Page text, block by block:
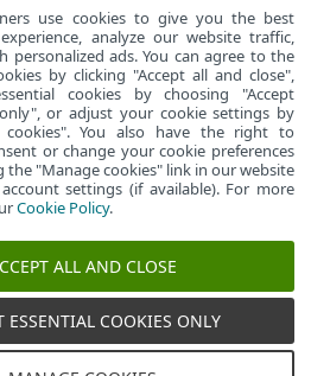
megtekintése
use cookies to give you the best
analyze our website traffic,
personalized ads. You can agree to the
by clicking "Accept all and close",
cookies by choosing "Accept
or adjust your cookie settings by
cookies". You also have the right to
or change your cookie preferences
the "Manage cookies" link in our website
settings (if available). For more
Cookie Policy.
ALL AND CLOSE
ESSENTIAL COOKIES ONLY